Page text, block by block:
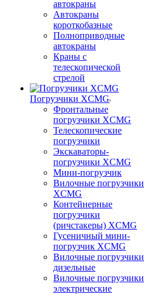
автокраны
Автокраны
короткобазные
Полноприводные
автокраны
Краны с
телескопической
стрелой
Погрузчики XCMG
Фронтальные
погрузчики XCMG
Телескопические
погрузчики
Экскаваторы-
погрузчики XCMG
Мини-погрузчик
Вилочные погрузчики
XCMG
Контейнерные
погрузчики
(ричстакеры) XCMG
Гусеничный мини-
погрузчик XCMG
Вилочные погрузчики
дизельные
Вилочные погрузчики
электрические